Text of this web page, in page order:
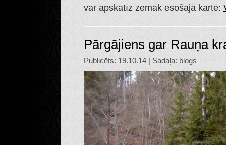
var apskatīz zemāk esošajā kartē:
Pārgājiens gar Rauņa
Publicēts: 19.10.14 | Sadaļa: blogs